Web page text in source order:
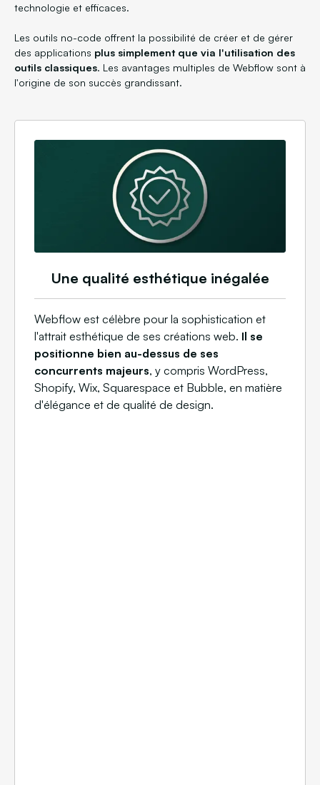
technologie et efficaces.
Les outils no-code offrent la possibilité de créer et de gérer
des applications plus simplement que via l'utilisation des
outils classiques. Les avantages multiples de Webflow sont à
l'origine de son succès grandissant.
Une qualité esthétique inégalée
Webflow est célèbre pour la sophistication et
l'attrait esthétique de ses créations web. Il se
positionne bien au-dessus de ses
concurrents majeurs, y compris WordPress,
Shopify, Wix, Squarespace et Bubble, en matière
d'élégance et de qualité de design.